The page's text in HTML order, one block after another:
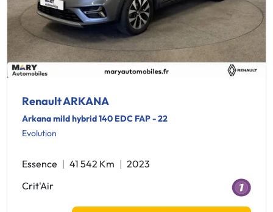
Renault ARKANA
Arkana mild hybrid 140 EDC FAP - 22
Evolution
Essence 41 542 Km
2023
Crit'Air